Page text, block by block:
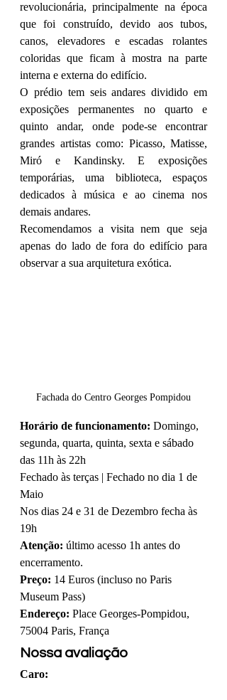
revolucionária, principalmente na época
que foi construído, devido aos tubos,
canos, elevadores e escadas rolantes
coloridas que ficam à mostra na parte
interna e externa do edifício.
O prédio tem seis andares dividido em
exposições permanentes no quarto e
quinto andar, onde pode-se encontrar
grandes artistas como: Picasso, Matisse,
Miró e Kandinsky. E exposições
temporárias, uma biblioteca, espaços
dedicados à música e ao cinema nos
demais andares.
Recomendamos a visita nem que seja
apenas do lado de fora do edifício para
observar a sua arquitetura exótica.
Fachada do Centro Georges Pompidou
Horário de funcionamento: Domingo,
segunda, quarta, quinta, sexta e sábado
das 11h às 22h
Fechado às terças | Fechado no dia 1 de
Maio
Nos dias 24 e 31 de Dezembro fecha às
19h
Atenção: último acesso 1h antes do
encerramento.
Preço: 14 Euros (incluso no Paris
Museum Pass)
Endereço: Place Georges-Pompidou,
75004 Paris, França
Nossa avaliação
Caro: